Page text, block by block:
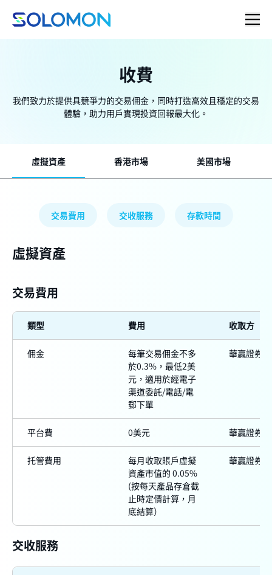
收費
我們致力於提供具競爭力的交易佣金，同時打造高效且穩定的交易
體驗，助力用戶實現投資回報最大化。
虛擬資產 香港市場 美國市場
交易費用 交收服務 存款時間
虛擬資產
交易費用
類型 費用 收取方
佣金
每筆交易佣金不多
於0.3%，最低2美
元，適用於經電子
渠道委託/電話/電
郵下單
華贏證券
平台費 0美元 華贏證券
托管費用
每月收取賬戶虛擬
資產市值的 0.05%
(按每天產品存倉截
止時定價計算，月
底結算）
華贏證券
交收服務